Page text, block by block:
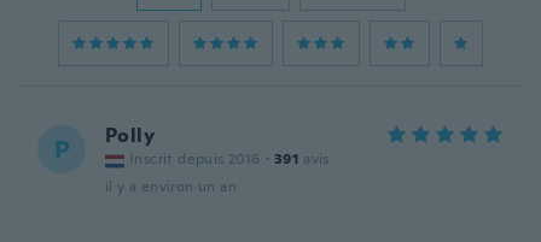
P Polly
Inscrit depuis 2016 · 391 avis
il y a environ un an